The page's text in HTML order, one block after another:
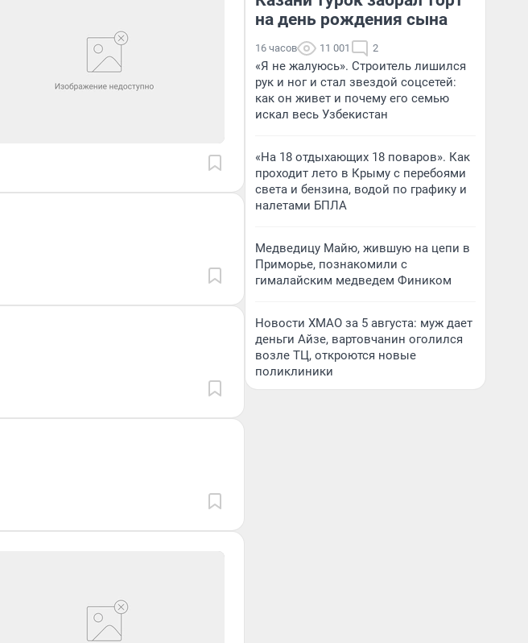
на день рождения сына
16 часов 11 001 2
«Я не жалуюсь». Строитель лишился
рук и ног и стал звездой соцсетей:
как он живет и почему его семью
искал весь Узбекистан
«На 18 отдыхающих 18 поваров». Как
проходит лето в Крыму с перебоями
света и бензина, водой по графику и
налетами БПЛА
Медведицу Майю, жившую на цепи в
Приморье, познакомили с
гималайским медведем Фиником
Новости ХМАО за 5 августа: муж дает
деньги Айзе, вартовчанин оголился
возле ТЦ, откроются новые
поликлиники